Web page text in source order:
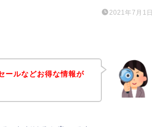
2021年7月1日
ールなどお得な情報が